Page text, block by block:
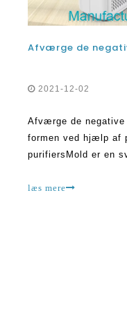
2021-12-02
Afværge de
formen ved hjælp af
purifiersMold er en
menneskers
læs mere